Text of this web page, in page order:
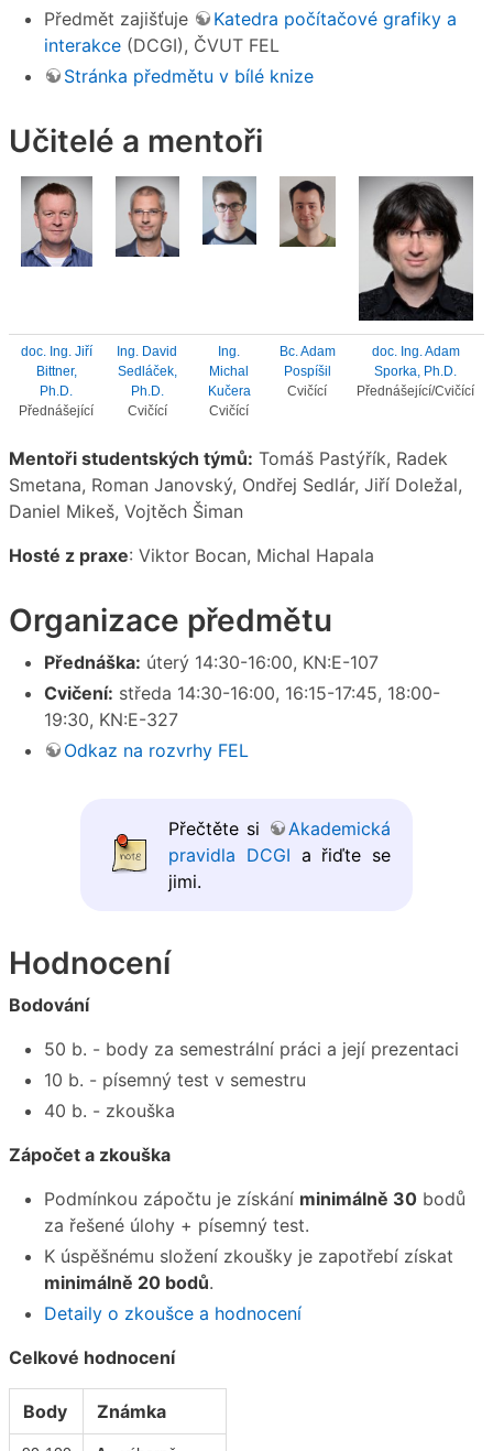
Předmět zajišťuje
Katedra počítačové grafiky a
interakce (DCGI), ČVUT FEL
Stránka předmětu v bílé knize
Učitelé a mentoři
doc. Ing. Jiří
Bittner,
Ph.D.
Přednášející
Ing. David
Sedláček,
Ph.D.
Cvičící
Ing.
Michal
Kučera
Cvičící
Bc. Adam
Pospíšil
Cvičící
doc. Ing. Adam
Sporka, Ph.D.
Přednášející/Cvičící
Mentoři studentských týmů: Tomáš Pastýřík, Radek
Smetana, Roman Janovský, Ondřej Sedlár, Jiří Doležal,
Daniel Mikeš, Vojtěch Šiman
Hosté z praxe: Viktor Bocan, Michal Hapala
Organizace předmětu
Přednáška: úterý 14:30-16:00, KN:E-107
Cvičení: středa 14:30-16:00, 16:15-17:45, 18:00-
19:30, KN:E-327
Odkaz na rozvrhy FEL
Přečtěte si
Akademická
pravidla DCGI a řiďte se
jimi.
Hodnocení
Bodování
50 b. - body za semestrální práci a její prezentaci
10 b. - písemný test v semestru
40 b. - zkouška
Zápočet a zkouška
Podmínkou zápočtu je získání minimálně 30 bodů
za řešené úlohy + písemný test.
K úspěšnému složení zkoušky je zapotřebí získat
minimálně 20 bodů.
Detaily o zkoušce a hodnocení
Celkové hodnocení
Body Známka